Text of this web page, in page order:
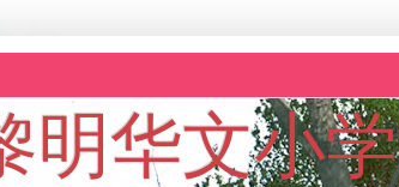
明华文小学